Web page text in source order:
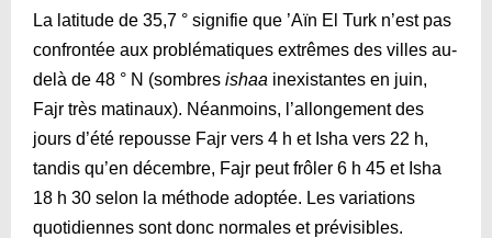
La latitude de 35,7 ° signifie que ’Aïn El Turk n’est pas
confrontée aux problématiques extrêmes des villes au-
delà de 48 ° N (sombres ishaa inexistantes en juin,
Fajr très matinaux). Néanmoins, l’allongement des
jours d’été repousse Fajr vers 4 h et Isha vers 22 h,
tandis qu’en décembre, Fajr peut frôler 6 h 45 et Isha
18 h 30 selon la méthode adoptée. Les variations
quotidiennes sont donc normales et prévisibles.